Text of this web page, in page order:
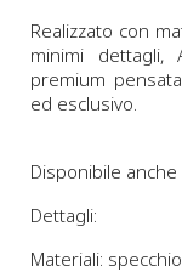
Realizzato con
minimi dettagli,
premium
ed esclusivo.
Disponibile anche
Dettagli:
Materiali: